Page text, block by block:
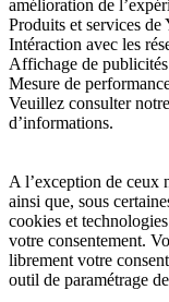
amélioration de
Produits et services de
Intéraction avec les
Affichage de
Mesure de
Veuillez consulter notre
d’informations.
A l’exception de ceux
ainsi que, sous
cookies et
votre consentement.
librement votre
outil de paramétrage